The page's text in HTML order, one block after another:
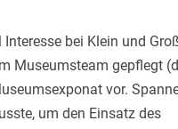
bei Klein und
Museumsteam gepflegt
vor.
um den Einsatz des